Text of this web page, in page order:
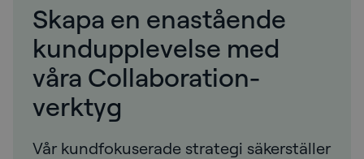
Skapa en enastående
kundupplevelse med
våra Collaboration-
verktyg
Vår kundfokuserade strategi säkerställer